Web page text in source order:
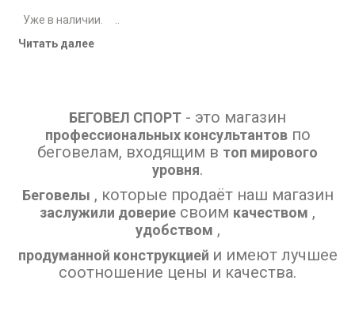
Уже в наличии. ..
Читать далее
БЕГОВЕЛ СПОРТ - это магазин
профессиональных консультантовпо
беговелам, входящим в топ мирового
уровня.
Беговелы , которые продаёт наш магазин
заслужили доверие своим качеством ,
удобством ,
продуманной конструкцией и имеют лучшее
соотношение цены и качества.